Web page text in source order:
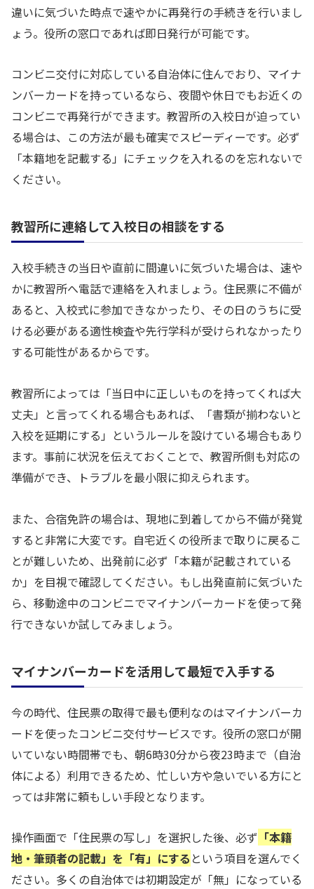
違いに気づいた時点で速やかに再発行の手続きを行いまし
ょう。役所の窓口であれば即日発行が可能です。
コンビニ交付に対応している自治体に住んでおり、マイナ
ンバーカードを持っているなら、夜間や休日でもお近くの
コンビニで再発行ができます。教習所の入校日が迫ってい
る場合は、この方法が最も確実でスピーディーです。必ず
「本籍地を記載する」にチェックを入れるのを忘れないで
ください。
教習所に連絡して入校日の相談をする
入校手続きの当日や直前に間違いに気づいた場合は、速や
かに教習所へ電話で連絡を入れましょう。住民票に不備が
あると、入校式に参加できなかったり、その日のうちに受
ける必要がある適性検査や先行学科が受けられなかったり
する可能性があるからです。
教習所によっては「当日中に正しいものを持ってくれば大
丈夫」と言ってくれる場合もあれば、「書類が揃わないと
入校を延期にする」というルールを設けている場合もあり
ます。事前に状況を伝えておくことで、教習所側も対応の
準備ができ、トラブルを最小限に抑えられます。
また、合宿免許の場合は、現地に到着してから不備が発覚
すると非常に大変です。自宅近くの役所まで取りに戻るこ
とが難しいため、出発前に必ず「本籍が記載されている
か」を目視で確認してください。もし出発直前に気づいた
ら、移動途中のコンビニでマイナンバーカードを使って発
行できないか試してみましょう。
マイナンバーカードを活用して最短で入手する
今の時代、住民票の取得で最も便利なのはマイナンバーカ
ードを使ったコンビニ交付サービスです。役所の窓口が開
いていない時間帯でも、朝6時30分から夜23時まで（自治
体による）利用できるため、忙しい方や急いでいる方にと
っては非常に頼もしい手段となります。
操作画面で「住民票の写し」を選択した後、必ず 「本籍
地・筆頭者の記載」を「有」にする という項目を選んでく
ださい。多くの自治体では初期設定が「無」になっている